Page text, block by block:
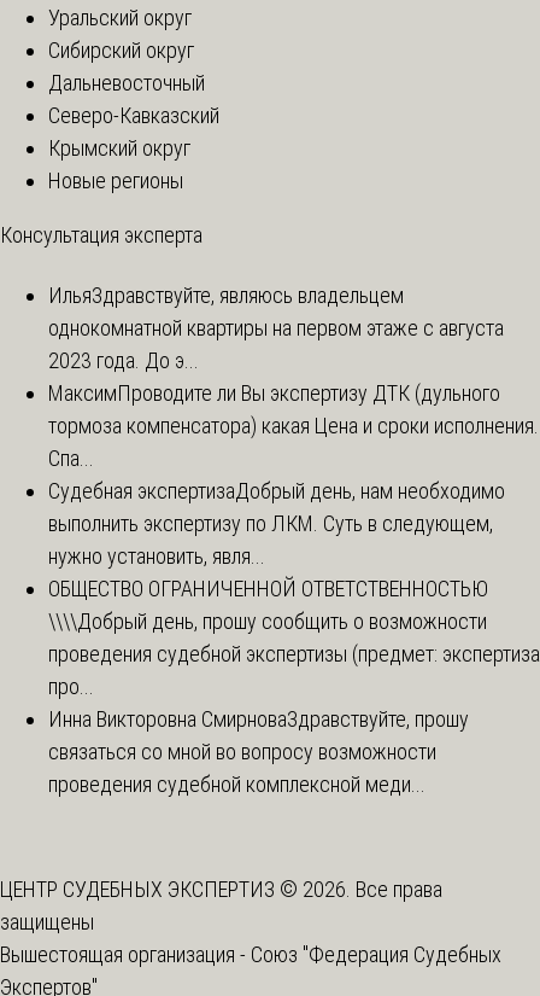
Уральский округ
Сибирский округ
Дальневосточный
Северо-Кавказский
Крымский округ
Новые регионы
Консультация эксперта
ИльяЗдравствуйте, являюсь владельцем
однокомнатной квартиры на первом этаже с августа
2023 года. До э...
МаксимПроводите ли Вы экспертизу ДТК (дульного
тормоза компенсатора) какая Цена и сроки исполнения.
Спа...
Судебная экспертизаДобрый день, нам необходимо
выполнить экспертизу по ЛКМ. Суть в следующем,
нужно установить, явля...
ОБЩЕСТВО ОГРАНИЧЕННОЙ ОТВЕТСТВЕННОСТЬЮ
\\\\Добрый день, прошу сообщить о возможности
проведения судебной экспертизы (предмет: экспертиза
про...
Инна Викторовна СмирноваЗдравствуйте, прошу
связаться со мной во вопросу возможности
проведения судебной комплексной меди...
ЦЕНТР СУДЕБНЫХ ЭКСПЕРТИЗ © 2026. Все права
защищены
Вышестоящая организация - Союз "Федерация Судебных
Экспертов"